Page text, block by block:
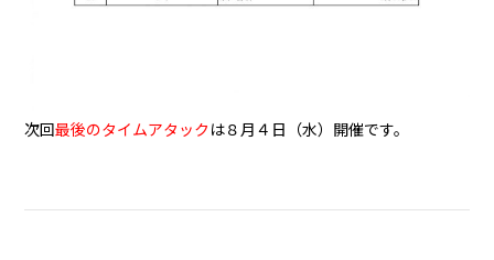
次回最後のタイムアタック は８月４日（水）開催です。